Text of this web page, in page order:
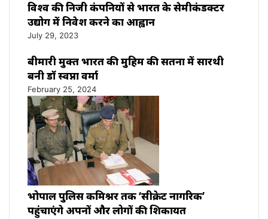
विश्‍व की निजी कंपनियों से भारत के सेमीकंडक्टर
उद्योग में निवेश करने का आह्वान
July 29, 2023
बीमारी मुक्त भारत की मुहिम की सतना में सारथी
बनी डाॅ स्वप्ना वर्मा
February 25, 2024
भोपाल पुलिस कमिश्नर तक ‘सीक्रेट नागरिक’
पहुंचाएंगे अपनों और लोगों की शिकायत